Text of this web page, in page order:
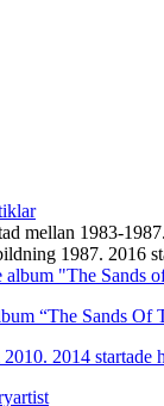
mellan 1983-
1987. 2016
“The Sands Of